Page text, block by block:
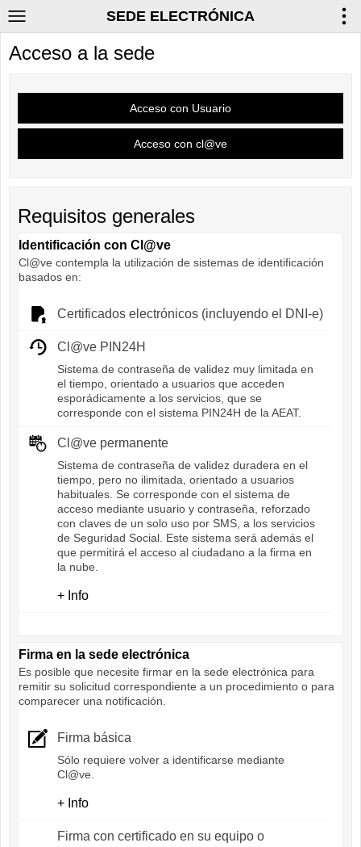
SEDE ELECTRÓNICA
Acceso a la sede
Requisitos generales
Identificación con Cl@ve
Cl@ve contempla la utilización de sistemas de identificación
basados en:
Certificados electrónicos (incluyendo el DNI-e)
Cl@ve PIN24H
Sistema de contraseña de validez muy limitada en
el tiempo, orientado a usuarios que acceden
esporádicamente a los servicios, que se
corresponde con el sistema PIN24H de la AEAT.
Cl@ve permanente
Sistema de contraseña de validez duradera en el
tiempo, pero no ilimitada, orientado a usuarios
habituales. Se corresponde con el sistema de
acceso mediante usuario y contraseña, reforzado
con claves de un solo uso por SMS, a los servicios
de Seguridad Social. Este sistema será además el
que permitirá el acceso al ciudadano a la firma en
la nube.
+ Info
Firma en la sede electrónica
Es posible que necesite firmar en la sede electrónica para
remitir su solicitud correspondiente a un procedimiento o para
comparecer una notificación.
Firma básica
Sólo requiere volver a identificarse mediante
Cl@ve.
+ Info
Firma con certificado en su equipo o